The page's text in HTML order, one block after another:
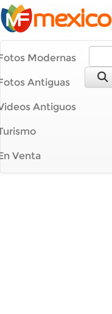
Modernas
Antiguas
Antiguos
Venta